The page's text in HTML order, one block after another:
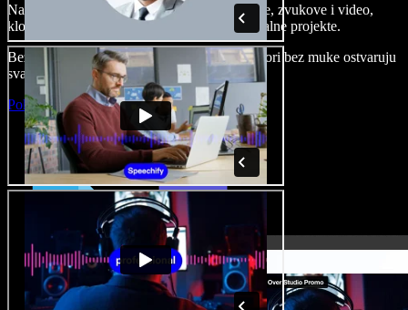
Napravite voice overe, dodajte besplatne slike, zvukove i video,
klonirajte svoj glas i složite sjajne audio-vizualne projekte.
Bez učenja i sve dostupno u pregledniku, autori bez muke ostvaruju
svaku kreativnu ideju.
Pokreni Studio